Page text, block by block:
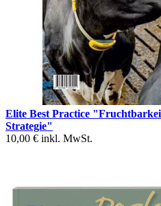
Elite Best Practice
Strategie"
10,00 € inkl. MwSt.